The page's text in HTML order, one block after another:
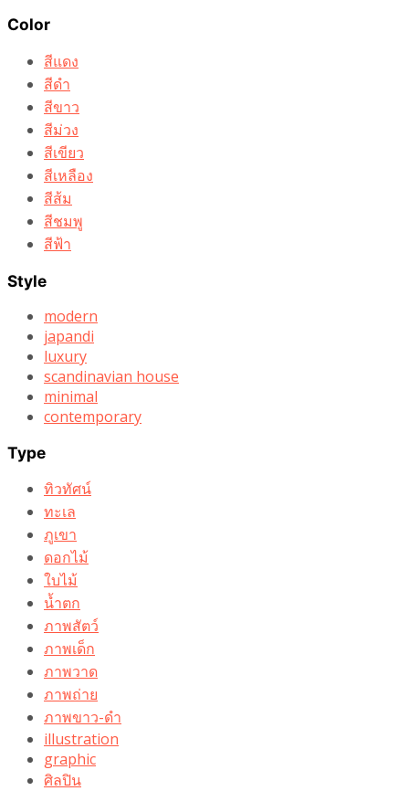
Color
สีแดง
สีดำ
สีขาว
สีม่วง
สีเขียว
สีเหลือง
สีส้ม
สีชมพู
สีฟ้า
Style
modern
japandi
luxury
scandinavian house
minimal
contemporary
Type
ทิวทัศน์
ทะเล
ภูเขา
ดอกไม้
ใบไม้
น้ำตก
ภาพสัตว์
ภาพเด็ก
ภาพวาด
ภาพถ่าย
ภาพขาว-ดำ
illustration
graphic
ศิลปิน